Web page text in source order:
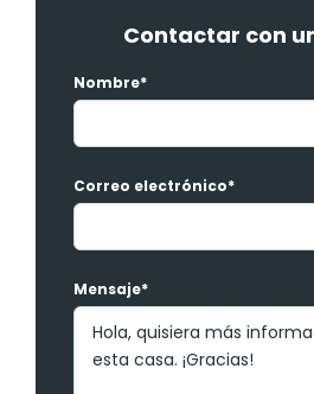
Contactar con
Nombre*
Correo electrónico*
Mensaje*